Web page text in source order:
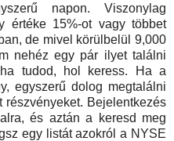
napon. Viszonylag
értéke 15%-ot vagy többet
de mivel körülbelül 9,000
nehéz egy pár ilyet találni
tudod, hol keress. Ha a
egyszerű dolog megtalálni
Bejelentkezés
és aztán a keresd meg
egy listát azokról a NYSE